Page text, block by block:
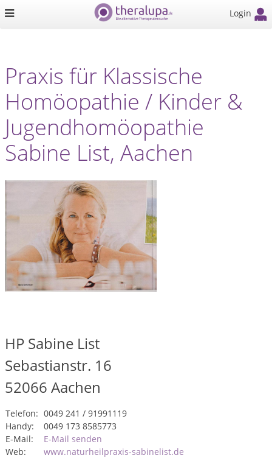
Login
Praxis für Klassische
Homöopathie / Kinder &
Jugendhomöopathie
Sabine List, Aachen
HP Sabine List
Sebastianstr. 16
52066 Aachen
Telefon: 0049 241 / 91991119
Handy:
0049 173 8585773
E-Mail:
E-Mail senden
Web:
www.naturheilpraxis-sabinelist.de